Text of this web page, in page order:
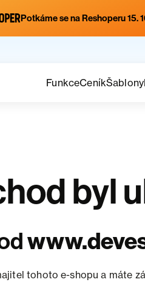
Potkáme se na Reshoperu 15.
FunkceCeníkŠablony
byl
tohoto e-shopu a máte